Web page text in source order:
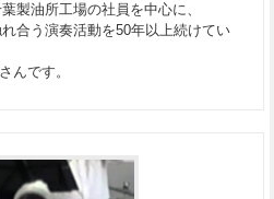
製油所工場の社員を中心に、
合う演奏活動を50年以上続けてい
んです。